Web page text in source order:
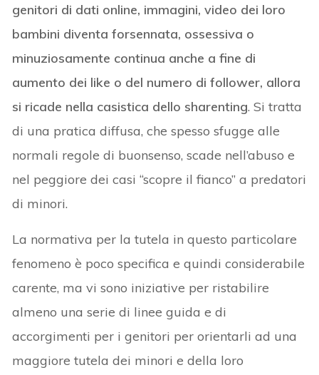
genitori di dati online, immagini, video dei loro
bambini diventa forsennata, ossessiva o
minuziosamente continua anche a fine di
aumento dei like o del numero di follower, allora
si ricade nella casistica dello sharenting. Si tratta
di una pratica diffusa, che spesso sfugge alle
normali regole di buonsenso, scade nell’abuso e
nel peggiore dei casi “scopre il fianco” a predatori
di minori.
La normativa per la tutela in questo particolare
fenomeno è poco specifica e quindi considerabile
carente, ma vi sono iniziative per ristabilire
almeno una serie di linee guida e di
accorgimenti per i genitori per orientarli ad una
maggiore tutela dei minori e della loro